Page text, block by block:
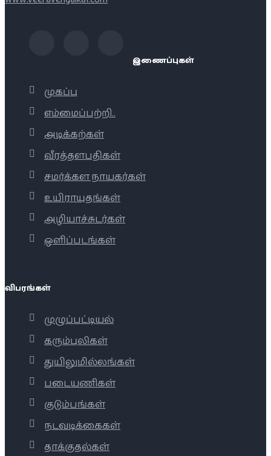
இணைப்புகள்
முகப்பு
எம்மைப்பற்றி..
அடிக்கற்கள்
வீரத்தளபதிகள்
சமர்க்கள நாயகர்கள்
உயிராயுதங்கள்
அழியாச்சுடர்கள்
ஒளிப்படங்கள்
விபரங்கள்
முழுப்பட்டியல்
கரும்புலிகள்
துயிலுமில்லங்கள்
படையணிகள்
குடும்பங்கள்
நடவடிக்கைகள்
தாக்குதல்கள்